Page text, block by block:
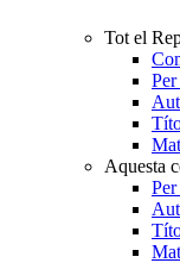
Tot el
Aquesta